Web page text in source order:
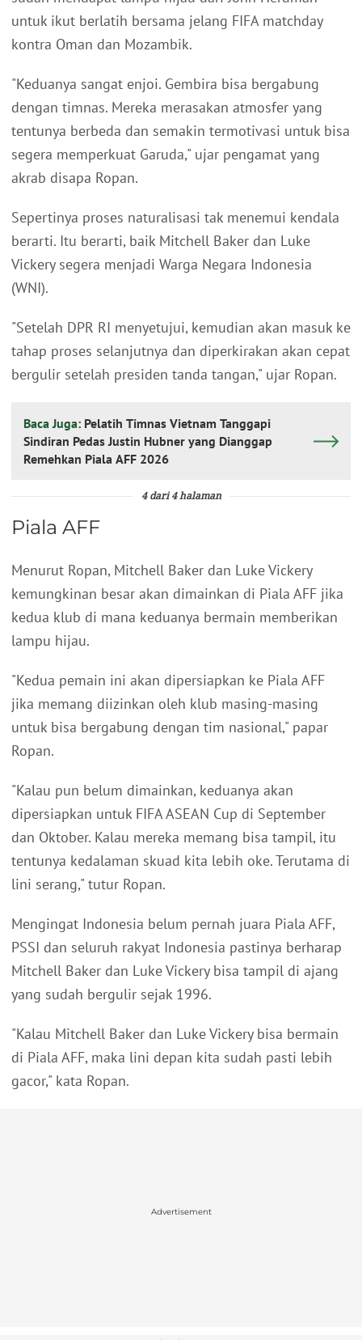
untuk ikut berlatih bersama jelang FIFA matchday
kontra Oman dan Mozambik.
"Keduanya sangat enjoi. Gembira bisa bergabung
dengan timnas. Mereka merasakan atmosfer yang
tentunya berbeda dan semakin termotivasi untuk bisa
segera memperkuat Garuda," ujar pengamat yang
akrab disapa Ropan.
Sepertinya proses naturalisasi tak menemui kendala
berarti. Itu berarti, baik Mitchell Baker dan Luke
Vickery segera menjadi Warga Negara Indonesia
(WNI).
"Setelah DPR RI menyetujui, kemudian akan masuk ke
tahap proses selanjutnya dan diperkirakan akan cepat
bergulir setelah presiden tanda tangan," ujar Ropan.
Baca Juga: Pelatih Timnas Vietnam Tanggapi
Sindiran Pedas Justin Hubner yang Dianggap
Remehkan Piala AFF 2026
4 dari 4 halaman
Piala AFF
Menurut Ropan, Mitchell Baker dan Luke Vickery
kemungkinan besar akan dimainkan di Piala AFF jika
kedua klub di mana keduanya bermain memberikan
lampu hijau.
"Kedua pemain ini akan dipersiapkan ke Piala AFF
jika memang diizinkan oleh klub masing-masing
untuk bisa bergabung dengan tim nasional," papar
Ropan.
"Kalau pun belum dimainkan, keduanya akan
dipersiapkan untuk FIFA ASEAN Cup di September
dan Oktober. Kalau mereka memang bisa tampil, itu
tentunya kedalaman skuad kita lebih oke. Terutama di
lini serang," tutur Ropan.
Mengingat Indonesia belum pernah juara Piala AFF,
PSSI dan seluruh rakyat Indonesia pastinya berharap
Mitchell Baker dan Luke Vickery bisa tampil di ajang
yang sudah bergulir sejak 1996.
"Kalau Mitchell Baker dan Luke Vickery bisa bermain
di Piala AFF, maka lini depan kita sudah pasti lebih
gacor," kata Ropan.
Advertisement